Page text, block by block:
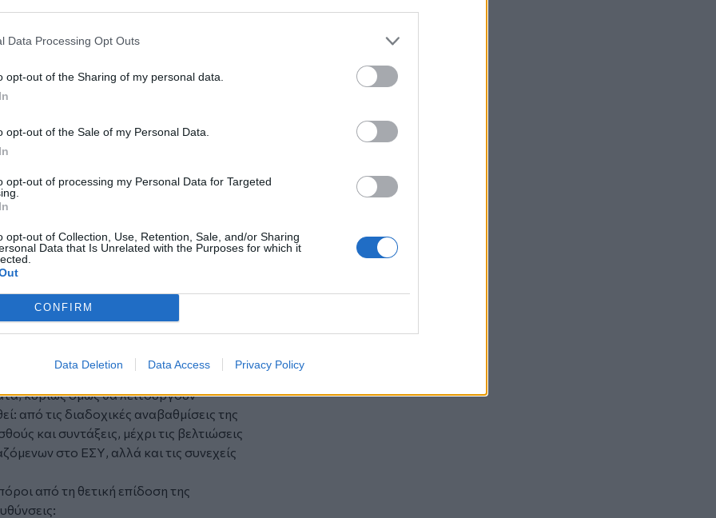
Data Processing Opt Outs
opt-out of the Sharing of my personal data.
opt-out of the Sale of my Personal Data.
opt-out of processing my Personal Data for Targeted
opt-out of Collection, Use, Retention, Sale, and/or Sharing
Data that Is Unrelated with the Purposes for which it
CONFIRM
Data Deletion Data Access Privacy Policy
παρά τους αυστηρούς ευρωπαϊκούς
τους μπορεί, πλέον, να
ότι αυτός είναι και o στόχος
να μετατρέπεται, σταδιακά, και σε
μία πολιτική που συνδυάζει την
με θεμέλιο όμως, πάντα, τη
πολιτική που αναγνωρίζουν και όλοι
ακλόνητη την εσωτερική μας
Ενώ, ταυτόχρονα, μπορεί να
διαψεύδοντας τους δημαγωγούς του
τα τελευταία χρόνια, αυτό
μάλιστα, με πρωτοβουλίες που
ισχύσουν μέσα στο 2025, ακριβώς
μας. Θα αποτελέσουν, όμως,
και στοχευμένες παρεμβάσεις όπως
οικονομικά μεγέθη είναι δομικού
κατά τρόπο ώστε να
κυρίως όμως θα λειτουργούν
από τις διαδοχικές αναβαθμίσεις της
και συντάξεις, μέχρι τις βελτιώσεις
στο ΕΣΥ, αλλά και τις συνεχείς
από τη θετική επίδοση της